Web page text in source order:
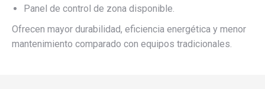
Panel de control de zona disponible.
Ofrecen mayor durabilidad, eficiencia energética y menor
mantenimiento comparado con equipos tradicionales.